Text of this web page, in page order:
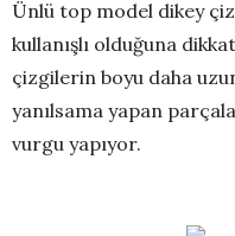
Ünlü top model dikey
kullanışlı olduğuna
çizgilerin boyu daha
yanılsama yapan
vurgu yapıyor.